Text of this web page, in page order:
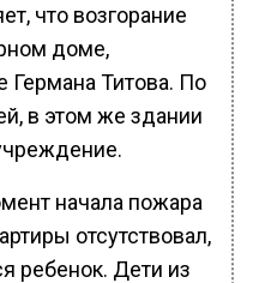
что возгорание
доме,
Германа Титова. По
в этом же здании
начала пожара
отсутствовал,
ребенок. Дети из